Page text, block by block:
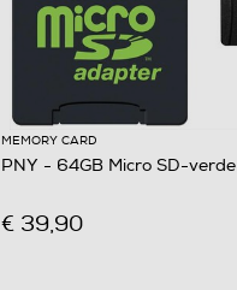
MEMORY CARD
PNY - 64GB Micro SD-verde
€ 39,90